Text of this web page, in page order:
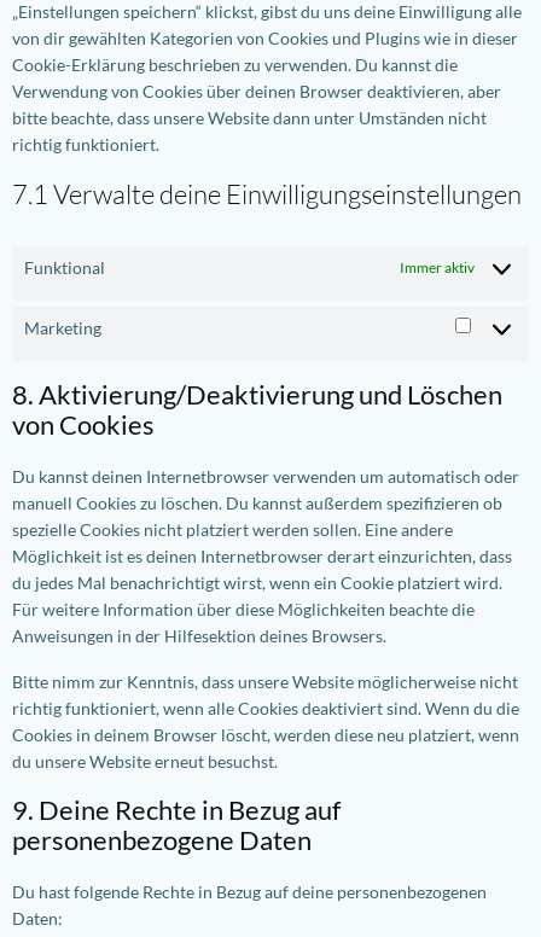
„Einstellungen speichern“ klickst, gibst du uns deine Einwilligung alle
von dir gewählten Kategorien von Cookies und Plugins wie in dieser
Cookie-Erklärung beschrieben zu verwenden. Du kannst die
Verwendung von Cookies über deinen Browser deaktivieren, aber
bitte beachte, dass unsere Website dann unter Umständen nicht
richtig funktioniert.
7.1 Verwalte deine Einwilligungseinstellungen
Funktional Immer aktiv
Marketing
8. Aktivierung/Deaktivierung und Löschen
von Cookies
Du kannst deinen Internetbrowser verwenden um automatisch oder
manuell Cookies zu löschen. Du kannst außerdem spezifizieren ob
spezielle Cookies nicht platziert werden sollen. Eine andere
Möglichkeit ist es deinen Internetbrowser derart einzurichten, dass
du jedes Mal benachrichtigt wirst, wenn ein Cookie platziert wird.
Für weitere Information über diese Möglichkeiten beachte die
Anweisungen in der Hilfesektion deines Browsers.
Bitte nimm zur Kenntnis, dass unsere Website möglicherweise nicht
richtig funktioniert, wenn alle Cookies deaktiviert sind. Wenn du die
Cookies in deinem Browser löscht, werden diese neu platziert, wenn
du unsere Website erneut besuchst.
9. Deine Rechte in Bezug auf
personenbezogene Daten
Du hast folgende Rechte in Bezug auf deine personenbezogenen
Daten: